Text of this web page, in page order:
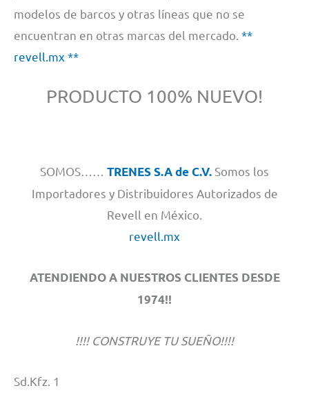
modelos de barcos y otras líneas que no se
encuentran en otras marcas del mercado. **
revell.mx **
PRODUCTO 100% NUEVO!
SOMOS…… TRENES S.A de C.V. Somos los
Importadores y Distribuidores Autorizados de
Revell en México.
revell.mx
ATENDIENDO A NUESTROS CLIENTES DESDE
1974!!
!!!! CONSTRUYE TU SUEÑO!!!!
Sd.Kfz. 1